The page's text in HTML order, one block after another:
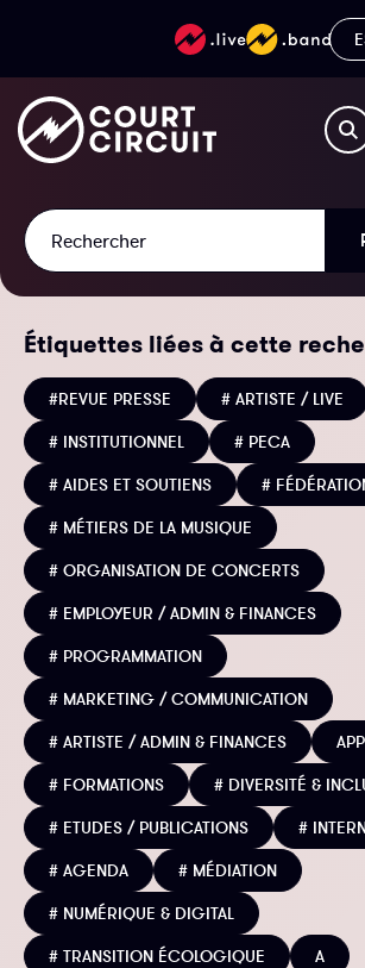
Étiquettes liées à cette
#REVUE PRESSE
# ARTISTE / LIVE
# INSTITUTIONNEL
# PECA
# AIDES ET SOUTIENS
#
# MÉTIERS DE LA MUSIQUE
# ORGANISATION DE CONCERTS
# EMPLOYEUR / ADMIN & FINANCES
# PROGRAMMATION
# MARKETING / COMMUNICATION
# ARTISTE / ADMIN & FINANCES
# FORMATIONS
# DIVERSITÉ &
# ETUDES / PUBLICATIONS
#
# AGENDA
# MÉDIATION
# NUMÉRIQUE & DIGITAL
# TRANSITION ÉCOLOGIQUE
A